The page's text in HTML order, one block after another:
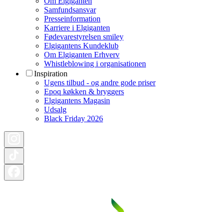
Samfundsansvar
Presseinformation
Karriere i Elgiganten
Fødevarestyrelsen smiley
Elgigantens Kundeklub
Om Elgiganten Erhverv
Whistleblowing i organisationen
Inspiration
Ugens tilbud - og andre gode priser
Epoq køkken & bryggers
Elgigantens Magasin
Udsalg
Black Friday 2026